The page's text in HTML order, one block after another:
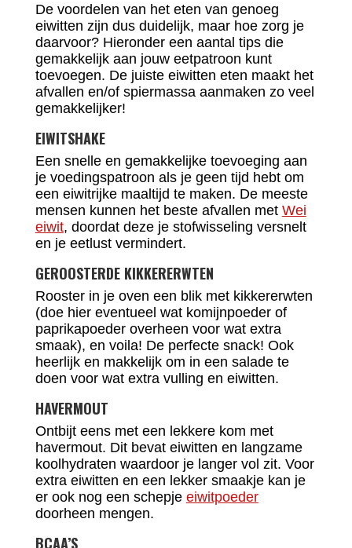
De voordelen van het eten van genoeg
eiwitten zijn dus duidelijk, maar hoe zorg je
daarvoor? Hieronder een aantal tips die
gemakkelijk aan jouw eetpatroon kunt
toevoegen. De juiste eiwitten eten maakt het
afvallen en/of spiermassa aanmaken zo veel
gemakkelijker!
EIWITSHAKE
Een snelle en gemakkelijke toevoeging aan
je voedingspatroon als je geen tijd hebt om
een eiwitrijke maaltijd te maken. De meeste
mensen kunnen het beste afvallen met Wei
eiwit, doordat deze je stofwisseling versnelt
en je eetlust vermindert.
GEROOSTERDE KIKKERERWTEN
Rooster in je oven een blik met kikkererwten
(doe hier eventueel wat komijnpoeder of
paprikapoeder overheen voor wat extra
smaak), en voila! De perfecte snack! Ook
heerlijk en makkelijk om in een salade te
doen voor wat extra vulling en eiwitten.
HAVERMOUT
Ontbijt eens met een lekkere kom met
havermout. Dit bevat eiwitten en langzame
koolhydraten waardoor je langer vol zit. Voor
extra eiwitten en een lekker smaakje kan je
er ook nog een schepje eiwitpoeder
doorheen mengen.
BCAA’S